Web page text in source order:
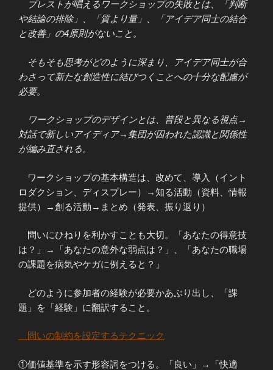
ブレストが唱えるワークショップの失敗とは、「判断
や結論の排除」、「質より量」、「アイデア同士の結合
と改善」の4原則がないこと。
そもそも思考がどのように深まり、アイデア同士が合
わさって新たな創造性に結びつくことへの十分な配慮が
必要。
ワークショップのデザインとは、普段と異なる視点→
対話で新しいアイディア→集団が囚われた認識と関係性
が編み直される。
ワークショップの基本構造は、改めて、導入（イント
ロダクション、ディスプレー）→知る活動（資料、情報
提供）→創る活動→まとめ（発表、振り返り）
問いにひねりを利かすことも大切。「あなたの得意技
は？」→「あなたの意外な弱点は？」、「あなたの職場
の課題を病気やケガに例えると？」
どのように参加者の経験が必要かあぶり出し、「課
題」を「経験」に翻訳すること。
問いの制約を設定するテクニック
①価値基準を示す形容詞をつける。「良い」→「快適